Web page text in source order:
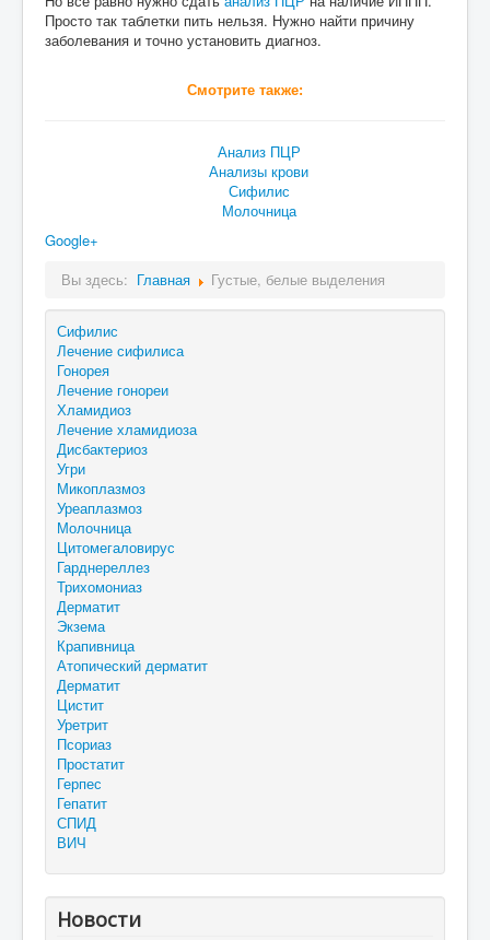
Просто так таблетки пить нельзя. Нужно найти причину
заболевания и точно установить диагноз.
Смотрите также:
Анализ ПЦР
Анализы крови
Сифилис
Молочница
Google+
Вы здесь: Главная Густые, белые выделения
Сифилис
Лечение сифилиса
Гонорея
Лечение гонореи
Хламидиоз
Лечение хламидиоза
Дисбактериоз
Угри
Микоплазмоз
Уреаплазмоз
Молочница
Цитомегаловирус
Гарднереллез
Трихомониаз
Дерматит
Экзема
Крапивница
Атопический дерматит
Дерматит
Цистит
Уретрит
Псориаз
Простатит
Герпес
Гепатит
СПИД
ВИЧ
Новости